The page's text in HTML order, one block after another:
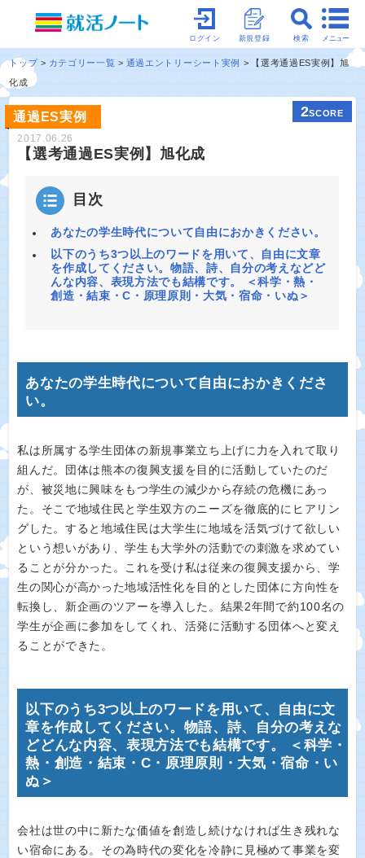
メニュー
検索
新規登録
ログイン
トップ カテゴリー一覧 通過エントリーシート実例
【選考通過ES実例】旭
化成
通過ES実例 2SCORE
2017.06.26
【選考通過ES実例】旭化成
目次
あなたの学生時代について自由におかきください。
以下のうち3つ以上のワードを用いて、自由に文章
を作成してください。物語、詩、自分の考えなどど
んな内容、表現方法でも結構です。 ＜科学・熱・
創造・結束・C・原理原則・大気・宿命・いぬ＞
あなたの学生時代について自由におかきくださ
い。
私は所属する学生団体の新規事業立ち上げに力を入れて取り
組んだ。団体は熊本の復興支援を目的に活動していたのだ
が、被災地に興味をもつ学生の減少から存続の危機にあっ
た。そこで地域住民と学生双方のニーズを徹底的にヒアリン
グした。すると地域住民は大学生に地域を活気づけて欲しい
という想いがあり、学生も大学外の活動での刺激を求めてい
ることが分かった。これを受け私は従来の復興支援から、学
生の関心が高かった地域活性化を目的とした団体に方向性を
転換し、新企画のツアーを導入した。結果2年間で約100名の
学生が企画に参加をしてくれ、活発に活動する団体へと変え
ることができた。
以下のうち3つ以上のワードを用いて、自由に文
章を作成してください。物語、詩、自分の考えな
どどんな内容、表現方法でも結構です。 ＜科学・
熱・創造・結束・C・原理原則・大気・宿命・い
ぬ＞
会社は世の中に新たな価値を創造し続けなければ生き残れな
い宿命にある。その為時代の変化を冷静に見極めて事業を変